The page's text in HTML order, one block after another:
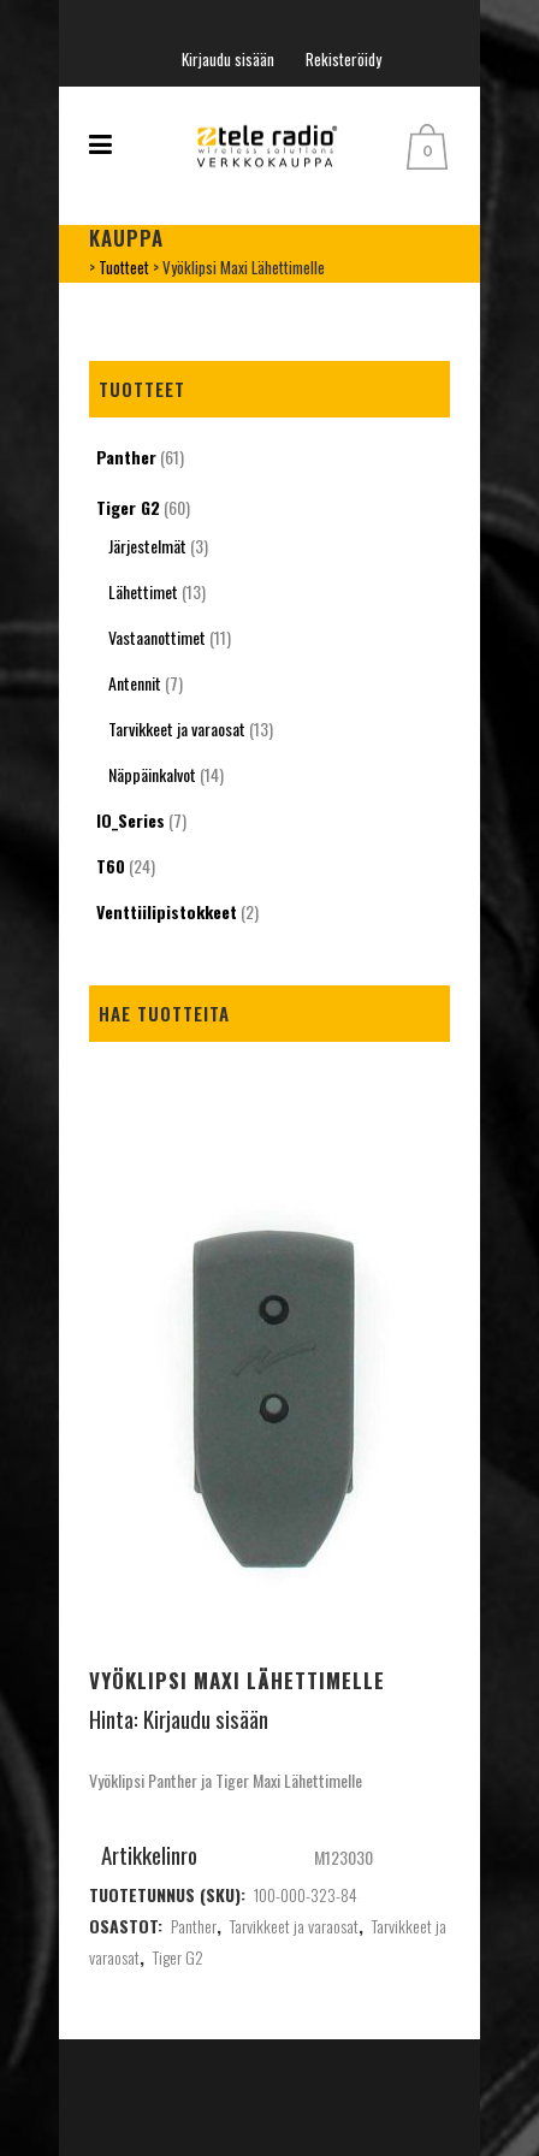
Kirjaudu sisään Rekisteröidy
0
KAUPPA
> Tuotteet >Vyöklipsi Maxi Lähettimelle
TUOTTEET
Panther(61)
Tiger G2(60)
Järjestelmät (3)
Lähettimet (13)
Vastaanottimet (11)
Antennit (7)
Tarvikkeet ja varaosat (13)
Näppäinkalvot (14)
IO_Series (7)
T60 (24)
Venttiilipistokkeet (2)
HAE TUOTTEITA
VYÖKLIPSI MAXI LÄHETTIMELLE
Hinta: Kirjaudu sisään
Vyöklipsi Panther ja Tiger Maxi Lähettimelle
Artikkelinro
M123030
TUOTETUNNUS (SKU): 100-000-323-84
OSASTOT: Panther, Tarvikkeet ja varaosat, Tarvikkeet ja
varaosat, Tiger G2